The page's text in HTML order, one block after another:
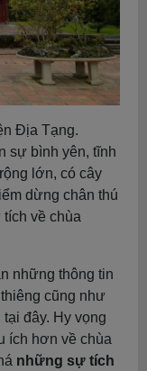
Địa Tạng.
sự bình yên, tĩnh
lớn, có cây
dừng chân thú
về chùa
những thông tin
cũng như
đây. Hy vọng
ích hơn về chùa
những sự tích